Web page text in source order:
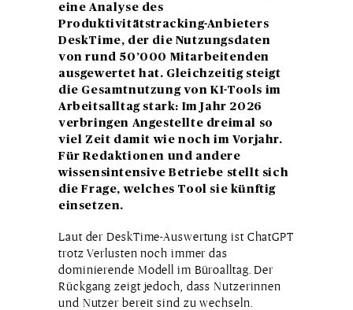
eine Analyse des
Produktivitätstracking-Anbieters
DeskTime, der die Nutzungsdaten
von rund 50’000 Mitarbeitenden
ausgewertet hat. Gleichzeitig steigt
die Gesamtnutzung von KI-Tools im
Arbeitsalltag stark: Im Jahr 2026
verbringen Angestellte dreimal so
viel Zeit damit wie noch im Vorjahr.
Für Redaktionen und andere
wissensintensive Betriebe stellt sich
die Frage, welches Tool sie künftig
einsetzen.
Laut der DeskTime-Auswertung ist ChatGPT
trotz Verlusten noch immer das
dominierende Modell im Büroalltag. Der
Rückgang zeigt jedoch, dass Nutzerinnen
und Nutzer bereit sind zu wechseln.